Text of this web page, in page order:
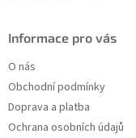
Informace pro vás
O nás
Obchodní podmínky
Doprava a platba
Ochrana osobních údajů